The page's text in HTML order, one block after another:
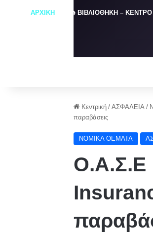
ΑΡΧΙΚΗ 📚 ΒΙΒΛΙΟΘΗΚΗ –
Κεντρική / ΑΣΦΑΛΕΙΑ /
παραβάσεις
NOMIKA ΘΕΜΑΤΑ
Ο.Α.Σ.Ε